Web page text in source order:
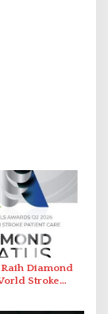
Raih Diamond
Stroke